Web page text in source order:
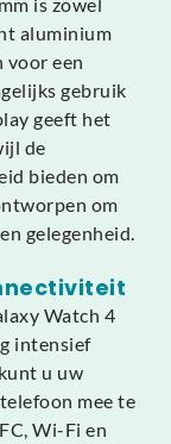
aluminium
voor een
gebruik
geeft het
de
bieden om
om
gelegenheid.
Watch 4
intensief
u uw
mee te
Wi-Fi en